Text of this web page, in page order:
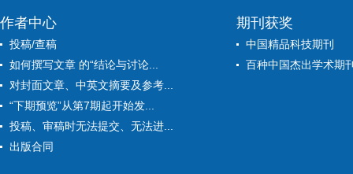
作者中心
投稿/查稿
如何撰写文章 的“结论与讨论...
对封面文章、中英文摘要及参考...
“下期预览”从第7期起开始发...
投稿、审稿时无法提交、无法进...
出版合同
期刊获奖
中国精品科技期刊
百种中国杰出学术期